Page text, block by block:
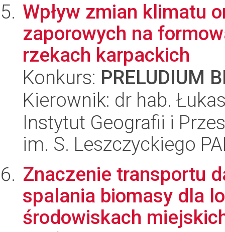
Wpływ zmian klimatu
zaporowych na
rzekach karpackich
Konkurs: PRELUDIUM
Kierownik: dr hab.
Instytut Geografii i
im. S. Leszczyckiego
Znaczenie transportu
spalania biomasy dla
środowiskach